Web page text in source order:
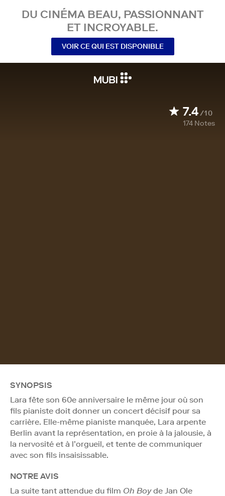
DU CINÉMA BEAU, PASSIONNANT
ET INCROYABLE.
VOIR CE QUI EST DISPONIBLE
7.4/10
174 Notes
SYNOPSIS
Lara fête son 60e anniversaire le même jour où son
fils pianiste doit donner un concert décisif pour sa
carrière. Elle-même pianiste manquée, Lara arpente
Berlin avant la représentation, en proie à la jalousie, à
la nervosité et à l’orgueil, et tente de communiquer
avec son fils insaisissable.
NOTRE AVIS
La suite tant attendue du film Oh Boyde Jan Ole